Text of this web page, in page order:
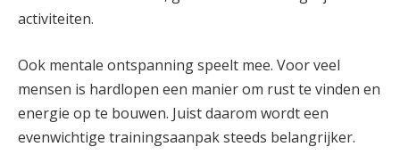
activiteiten.
Ook mentale ontspanning speelt mee. Voor veel
mensen is hardlopen een manier om rust te vinden en
energie op te bouwen. Juist daarom wordt een
evenwichtige trainingsaanpak steeds belangrijker.